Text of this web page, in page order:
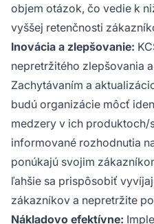
objem otázok, čo vedie k
vyššej retenčnosti
Inovácia a zlepšovanie:
nepretržitého zlepšovania
Zachytávaním a
budú organizácie môcť
medzery v ich produktoch/
informované rozhodnutia
ponúkajú svojim
ľahšie sa prispôsobiť
zákazníkov a nepretržite
Nákladovo efektívne: